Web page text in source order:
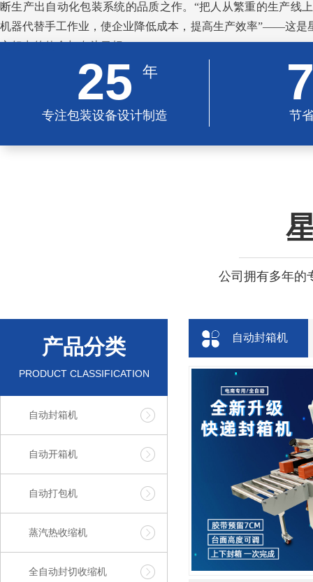
断生产出自动化包装系统的品质之作。“把人从繁重的生产线
机器代替手工作业，使企业降低成本，提高生产效率”——这是
之努力的使命与奋斗目标
25 年
专注包装设备设计制造 节
公司拥有多年的
产品分类
PRODUCT CLASSIFICATION
自动封箱机
自动开箱机
自动打包机
蒸汽热收缩机
全自动封切收缩机
自动封箱机